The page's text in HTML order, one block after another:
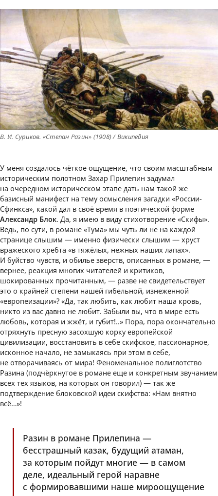
В. И. Суриков. «Степан Разин» (1908) / Википедия
У меня создалось чёткое ощущение, что своим масштабным
историческим полотном Захар Прилепин задумал
на очередном историческом этапе дать нам такой же
базисный манифест на тему осмысления загадки «России-
Сфинкса», какой дал в своё время в поэтической форме
Александр Блок. Да, я имею в виду стихотворение «Скифы».
Ведь, по сути, в романе «Тума» мы чуть ли не на каждой
странице слышим — именно физически слышим — хруст
вражеского хребта «в тяжёлых, нежных наших лапах».
И буйство чувств, и обилье зверств, описанных в романе, —
вернее, реакция многих читателей и критиков,
шокированных прочитанным, — разве не свидетельствует
это о крайней степени нашей гибельной, изнеженной
«европеизации»? «Да, так любить, как любит наша кровь,
никто из вас давно не любит. Забыли вы, что в мире есть
любовь, которая и жжёт, и губит!..» Пора, пора окончательно
отряхнуть пресную засохшую корку европейской
цивилизации, восстановить в себе скифское, пассионарное,
исконное начало, не замыкаясь при этом в себе,
не отворачиваясь от мира! Феноменальное полиглотство
Разина (подчёркнутое в романе еще и конкретным звучанием
всех тех языков, на которых он говорил) — так же
подтверждение блоковской идеи скифства: «Нам внятно
всё…»!
Разин в романе Прилепина —
бесстрашный казак, будущий атаман,
за которым пойдут многие — в самом
деле, идеальный герой наравне
с формировавшими наше мироощущение